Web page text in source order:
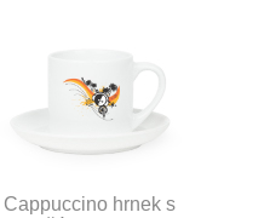
Cappuccino hrnek s